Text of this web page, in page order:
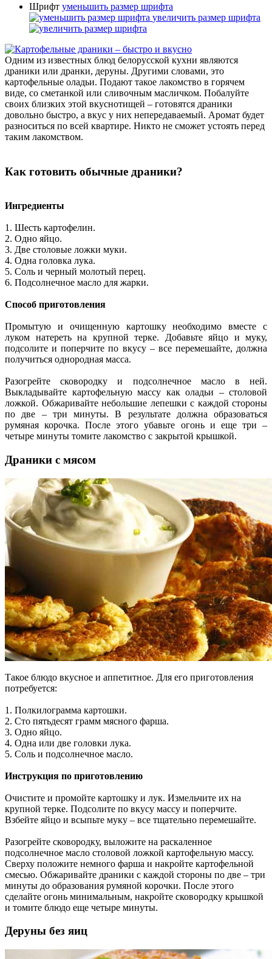
Шрифт уменьшить размер шрифта
увеличить размер шрифта
Одним из известных блюд белорусской кухни являются
драники или дранки, деруны. Другими словами, это
картофельные оладьи. Подают такое лакомство в горячем
виде, со сметанкой или сливочным масличком. Побалуйте
своих близких этой вкуснотищей – готовятся драники
довольно быстро, а вкус у них непередаваемый. Аромат будет
разноситься по всей квартире. Никто не сможет устоять перед
таким лакомством.
Как готовить обычные драники?
Ингредиенты
1. Шесть картофелин.
2. Одно яйцо.
3. Две столовые ложки муки.
4. Одна головка лука.
5. Соль и черный молотый перец.
6. Подсолнечное масло для жарки.
Способ приготовления
Промытую и очищенную картошку необходимо вместе с
луком натереть на крупной терке. Добавьте яйцо и муку,
подсолите и поперчите по вкусу – все перемешайте, должна
получиться однородная масса.
Разогрейте сковородку и подсолнечное масло в ней.
Выкладывайте картофельную массу как оладьи – столовой
ложкой. Обжаривайте небольшие лепешки с каждой стороны
по две – три минуты. В результате должна образоваться
румяная корочка. После этого убавьте огонь и еще три –
четыре минуты томите лакомство с закрытой крышкой.
Драники с мясом
Такое блюдо вкусное и аппетитное. Для его приготовления
потребуется:
1. Полкилограмма картошки.
2. Сто пятьдесят грамм мясного фарша.
3. Одно яйцо.
4. Одна или две головки лука.
5. Соль и подсолнечное масло.
Инструкция по приготовлению
Очистите и промойте картошку и лук. Измельчите их на
крупной терке. Подсолите по вкусу массу и поперчите.
Взбейте яйцо и всыпьте муку – все тщательно перемешайте.
Разогрейте сковородку, выложите на раскаленное
подсолнечное масло столовой ложкой картофельную массу.
Сверху положите немного фарша и накройте картофельной
смесью. Обжаривайте драники с каждой стороны по две – три
минуты до образования румяной корочки. После этого
сделайте огонь минимальным, накройте сковородку крышкой
и томите блюдо еще четыре минуты.
Деруны без яиц